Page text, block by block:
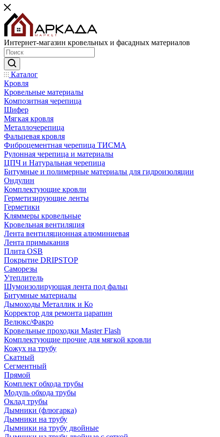
Интернет-магазин кровельных и фасадных материалов
Каталог
Кровля
Кровельные материалы
Композитная черепица
Шифер
Мягкая кровля
Металлочерепица
Фальцевая кровля
Фиброцементная черепица ТИСМА
Рулонная черепица и материалы
ЦПЧ и Натуральная черепица
Битумные и полимерные материалы для гидроизоляции
Ондулин
Комплектующие кровли
Герметизирующие ленты
Герметики
Кляммеры кровельные
Кровельная вентиляция
Лента вентиляционная алюминиевая
Лента примыкания
Плита OSB
Покрытие DRIPSTOP
Саморезы
Утеплитель
Шумоизолирующая лента под фальц
Битумные материалы
Дымоходы Металлик и Ко
Корректор для ремонта царапин
Велюкс/Факро
Кровельные проходки Master Flash
Комплектующие прочие для мягкой кровли
Кожух на трубу
Скатный
Сегментный
Прямой
Комплект обхода трубы
Модуль обхода трубы
Оклад трубы
Дымники (флюгарка)
Дымники на трубу
Дымники на трубу двoйные